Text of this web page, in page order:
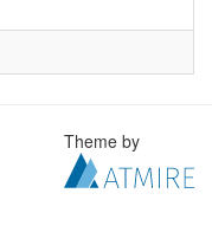
Theme by